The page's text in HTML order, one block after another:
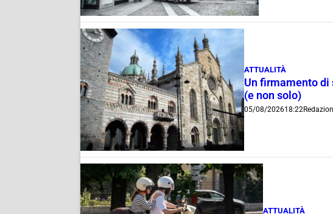
ATTUALITÀ
Un firmamento di
(e non solo)
05/08/202618:22
ATTUALITÀ